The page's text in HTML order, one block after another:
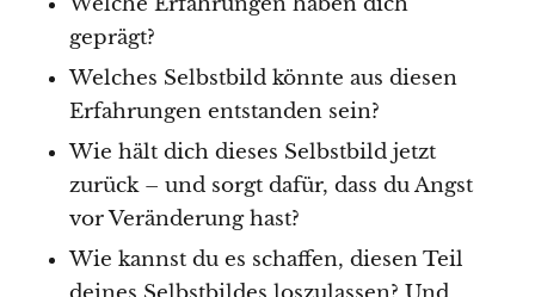
geprägt?
Welches Selbstbild könnte aus diesen
Erfahrungen entstanden sein?
Wie hält dich dieses Selbstbild jetzt
zurück – und sorgt dafür, dass du Angst
vor Veränderung hast?
Wie kannst du es schaffen, diesen Teil